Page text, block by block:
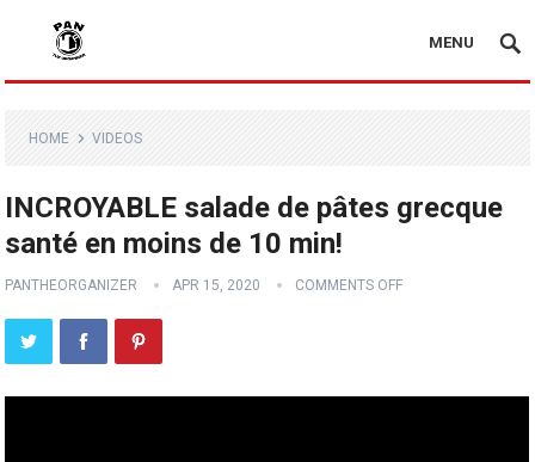
MENU
HOME VIDEOS
INCROYABLE salade de pâtes grecque
santé en moins de 10 min!
PANTHEORGANIZER APR 15, 2020 COMMENTS OFF